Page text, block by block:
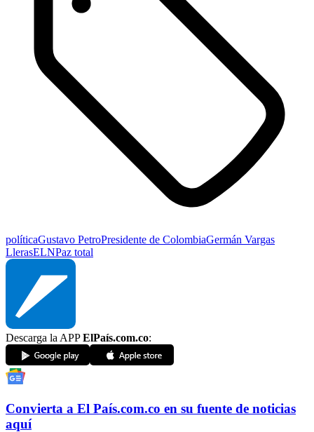
políticaGustavo PetroPresidente de ColombiaGermán Vargas
LlerasELNPaz total
Descarga la APPElPaís.com.co:
Convierta a El País.com.co en su fuente de noticias
aquí